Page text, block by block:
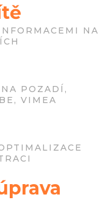
NA
POZADÍ,
VIMEA